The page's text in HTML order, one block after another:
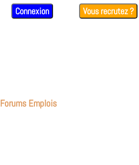
Connexion Vous recrutez ?
Forums Emplois